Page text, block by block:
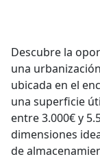
Descubre la
una
ubicada en el
una superficie
entre 3.000€ y
dimensiones
de